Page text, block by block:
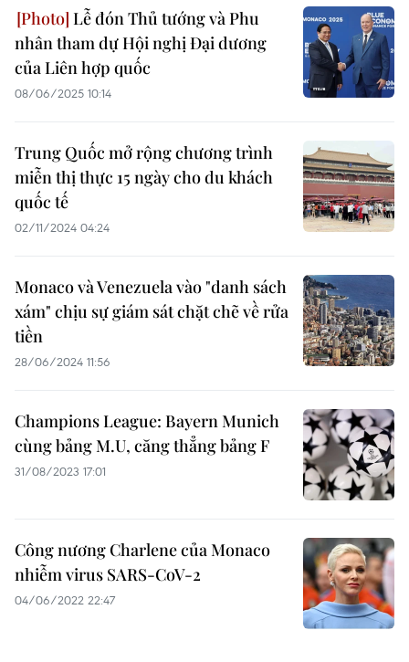
Lễ đón Thủ tướng và Phu
nhân tham dự Hội nghị Đại dương
của Liên hợp quốc
08/06/2025 10:14
Trung Quốc mở rộng chương trình
miễn thị thực 15 ngày cho du khách
quốc tế
02/11/2024 04:24
Monaco và Venezuela vào "danh sách
xám" chịu sự giám sát chặt chẽ về rửa
tiền
28/06/2024 11:56
Champions League: Bayern Munich
cùng bảng M.U, căng thẳng bảng F
31/08/2023 17:01
Công nương Charlene của Monaco
nhiễm virus SARS-CoV-2
04/06/2022 22:47